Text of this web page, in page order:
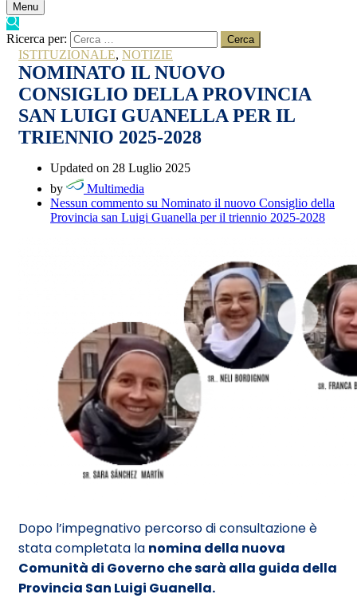
Menu
Ricerca per:
ISTITUZIONALE, NOTIZIE
NOMINATO IL NUOVO
CONSIGLIO DELLA PROVINCIA
SAN LUIGI GUANELLA PER IL
TRIENNIO 2025-2028
Updated on 28 Luglio 2025
by
Multimedia
Nessun commento su Nominato il nuovo Consiglio della
Provincia san Luigi Guanella per il triennio 2025-2028
Dopo l’impegnativo percorso di consultazione è
stata completata la nomina della nuova
Comunità di Governo che sarà alla guida della
Provincia San Luigi Guanella.